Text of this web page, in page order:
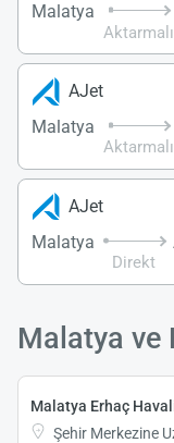
Malatya
Aktarmalı
AJet
Malatya
Aktarmalı
AJet
Malatya
Direkt
Malatya ve
Malatya Erhaç
Şehir Merkezine